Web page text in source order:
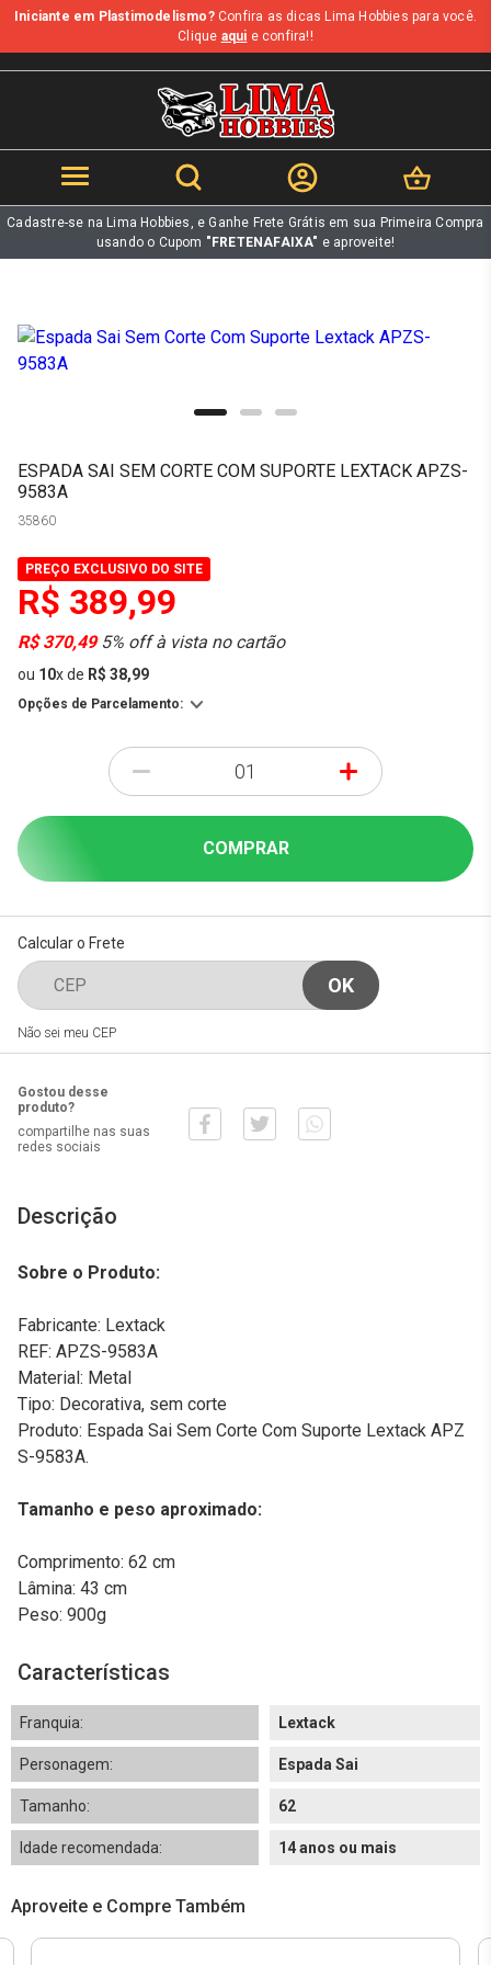
b
Iniciante em Plastimodelismo?Confira as dicas Lima Hobbies para você.
Clique aqui e confira!!
Cadastre-se na Lima Hobbies, e Ganhe Frete Grátis em sua Primeira Compra
usando o Cupom "FRETENAFAIXA" e aproveite!
ESPADA SAI SEM CORTE COM SUPORTE LEXTACK APZS-
9583A
35860
PREÇO EXCLUSIVO DO SITE
R$ 389,99
R$ 370,495% off à vista no cartão
ou 10xde R$ 38,99
Opções de Parcelamento:
- +
COMPRAR
Calcular o Frete
Não sei meu CEP
Gostou desse
produto?
compartilhe nas suas
redes sociais
Descrição
Sobre o Produto:
Fabricante: Lextack
REF: APZS-9583A
Material: Metal
Tipo: Decorativa, sem corte
Produto: Espada Sai Sem Corte Com Suporte Lextack APZ
S-9583A.
Tamanho e peso aproximado:
Comprimento: 62 cm
Lâmina: 43 cm
Peso: 900g
Características
Franquia: Lextack
Personagem: Espada Sai
Tamanho: 62
Idade recomendada: 14 anos ou mais
Aproveite e Compre Também